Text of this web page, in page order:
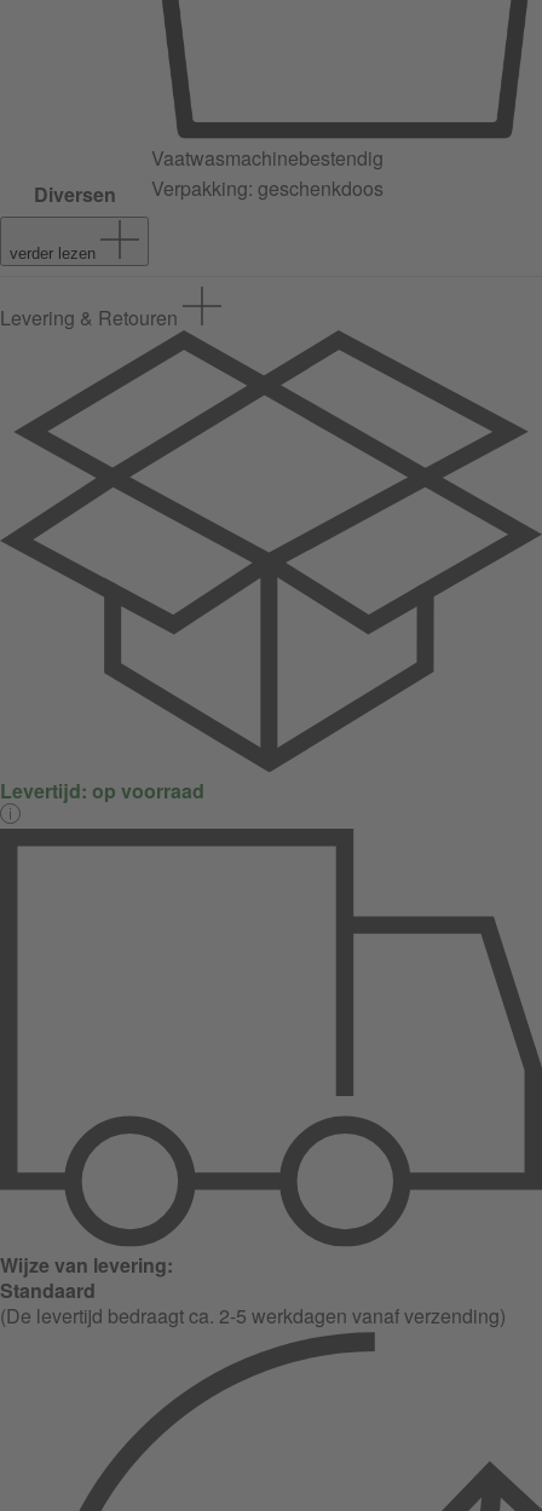
Vaatwasmachinebestendig
Diversen
Verpakking: geschenkdoos
verder lezen
Levering & Retouren
Levertijd: op voorraad
Wijze van levering:
Standaard
(De levertijd bedraagt ca. 2-5 werkdagen vanaf verzending)